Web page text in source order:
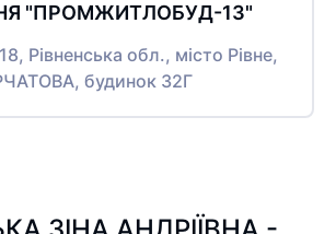
"ПРОМЖИТЛОБУД-13"
Рівненська обл., місто Рівне,
будинок 32Г